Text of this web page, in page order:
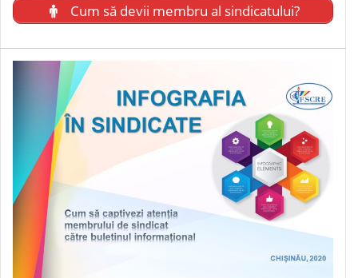
Cum să devii membru al sindicatului?